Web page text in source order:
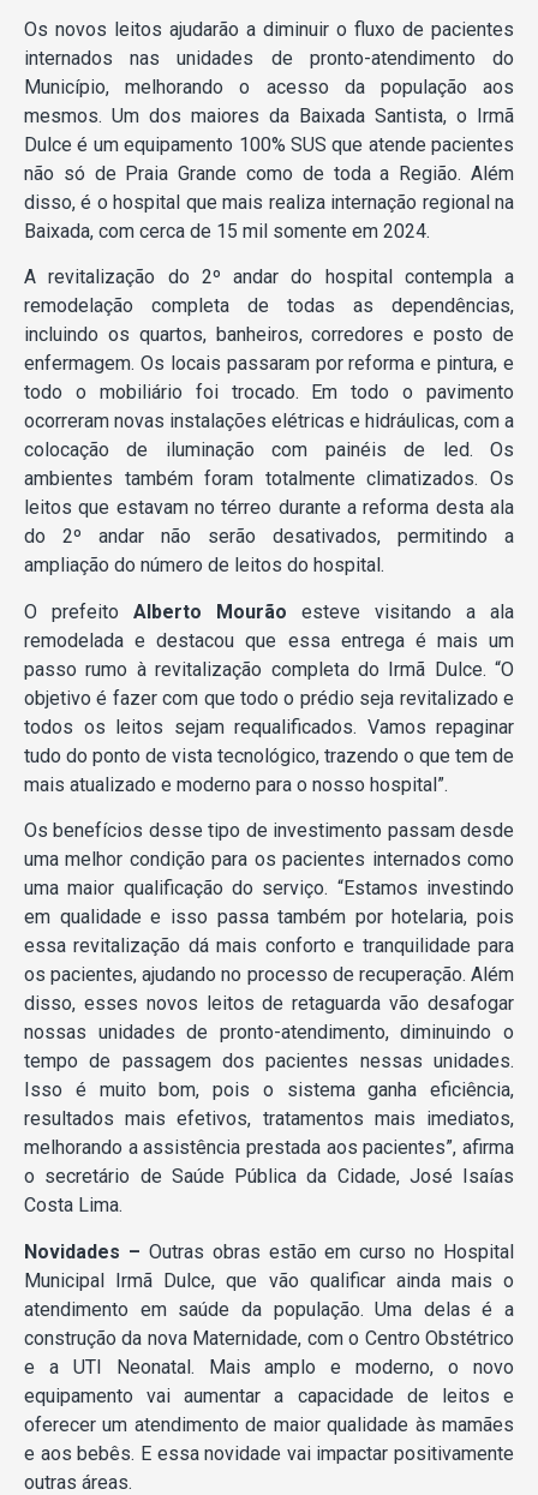
Os novos leitos ajudarão a diminuir o fluxo de pacientes
internados nas unidades de pronto-atendimento do
Município, melhorando o acesso da população aos
mesmos. Um dos maiores da Baixada Santista, o Irmã
Dulce é um equipamento 100% SUS que atende pacientes
não só de Praia Grande como de toda a Região. Além
disso, é o hospital que mais realiza internação regional na
Baixada, com cerca de 15 mil somente em 2024.
A revitalização do 2º andar do hospital contempla a
remodelação completa de todas as dependências,
incluindo os quartos, banheiros, corredores e posto de
enfermagem. Os locais passaram por reforma e pintura, e
todo o mobiliário foi trocado. Em todo o pavimento
ocorreram novas instalações elétricas e hidráulicas, com a
colocação de iluminação com painéis de led. Os
ambientes também foram totalmente climatizados. Os
leitos que estavam no térreo durante a reforma desta ala
do 2º andar não serão desativados, permitindo a
ampliação do número de leitos do hospital.
O prefeito Alberto Mourão esteve visitando a ala
remodelada e destacou que essa entrega é mais um
passo rumo à revitalização completa do Irmã Dulce. “O
objetivo é fazer com que todo o prédio seja revitalizado e
todos os leitos sejam requalificados. Vamos repaginar
tudo do ponto de vista tecnológico, trazendo o que tem de
mais atualizado e moderno para o nosso hospital”.
Os benefícios desse tipo de investimento passam desde
uma melhor condição para os pacientes internados como
uma maior qualificação do serviço. “Estamos investindo
em qualidade e isso passa também por hotelaria, pois
essa revitalização dá mais conforto e tranquilidade para
os pacientes, ajudando no processo de recuperação. Além
disso, esses novos leitos de retaguarda vão desafogar
nossas unidades de pronto-atendimento, diminuindo o
tempo de passagem dos pacientes nessas unidades.
Isso é muito bom, pois o sistema ganha eficiência,
resultados mais efetivos, tratamentos mais imediatos,
melhorando a assistência prestada aos pacientes”, afirma
o secretário de Saúde Pública da Cidade, José Isaías
Costa Lima.
Novidades – Outras obras estão em curso no Hospital
Municipal Irmã Dulce, que vão qualificar ainda mais o
atendimento em saúde da população. Uma delas é a
construção da nova Maternidade, com o Centro Obstétrico
e a UTI Neonatal. Mais amplo e moderno, o novo
equipamento vai aumentar a capacidade de leitos e
oferecer um atendimento de maior qualidade às mamães
e aos bebês. E essa novidade vai impactar positivamente
outras áreas.